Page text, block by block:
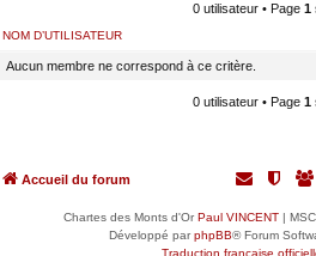
0 utilisateur • Page 1
NOM D’UTILISATEUR
Aucun membre ne correspond à ce critère.
0 utilisateur • Page 1
Accueil du forum
Chartes des Monts d'OrPaul VINCENT| MSC
Développé parphpBB® Forum
Traduction française